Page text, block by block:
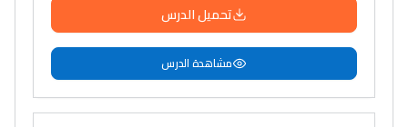
تحميل الدرس
مشاهدة الدرس